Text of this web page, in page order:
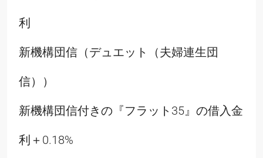
利
新機構団信（デュエット（夫婦連生団
信））
新機構団信付きの『フラット35』の借入金
利＋0.18%